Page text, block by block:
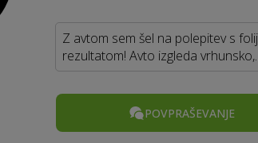
Z avtom sem šel na polepitev s
rezultatom! Avto izgleda
POVPRAŠEVANJE